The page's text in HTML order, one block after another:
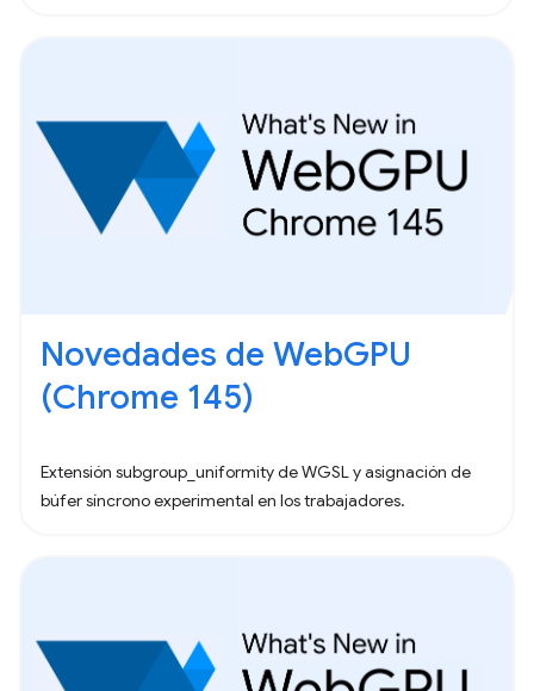
Novedades de WebGPU
(Chrome 145)
Extensión subgroup_uniformity de WGSL y asignación de
búfer síncrono experimental en los trabajadores.